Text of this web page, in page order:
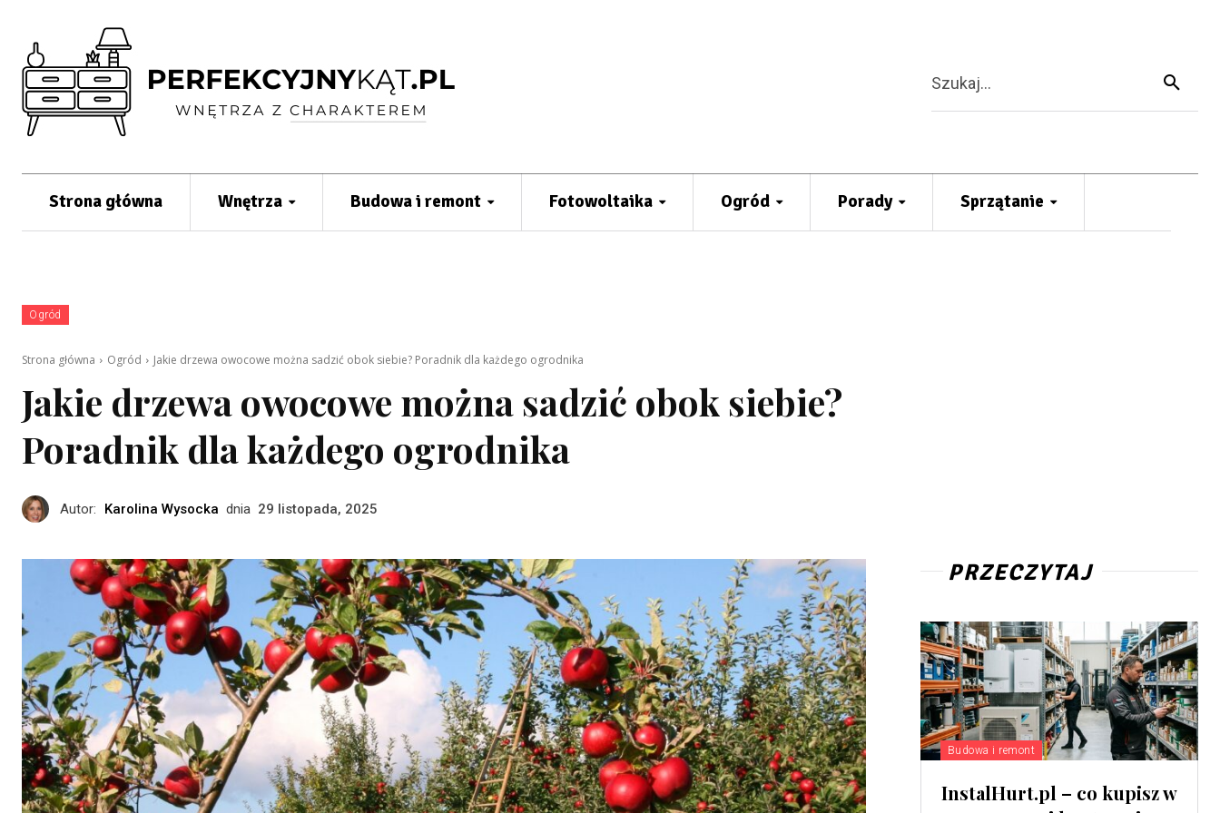
Szukaj...
Strona główna Wnętrza Budowa i remont Fotowoltaika Ogród Porady Sprzątanie
Ogród
Strona główna Ogród Jakie drzewa owocowe można sadzić obok siebie? Poradnik dla każdego ogrodnika
Jakie drzewa owocowe można sadzić obok siebie?
Poradnik dla każdego ogrodnika
Autor: Karolina Wysocka dnia 29 listopada, 2025
PRZECZYTAJ
Budowa i remont
InstalHurt.pl – co kupisz w